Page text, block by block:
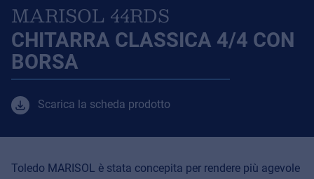
MARISOL 44RDS
CHITARRA CLASSICA 4/4 CON
BORSA
Scarica la scheda prodotto
Toledo MARISOL è stata concepita per rendere più agevole